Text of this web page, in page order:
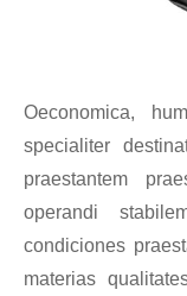
Oeconomica,
specialiter
praestantem
operandi
condiciones
materias